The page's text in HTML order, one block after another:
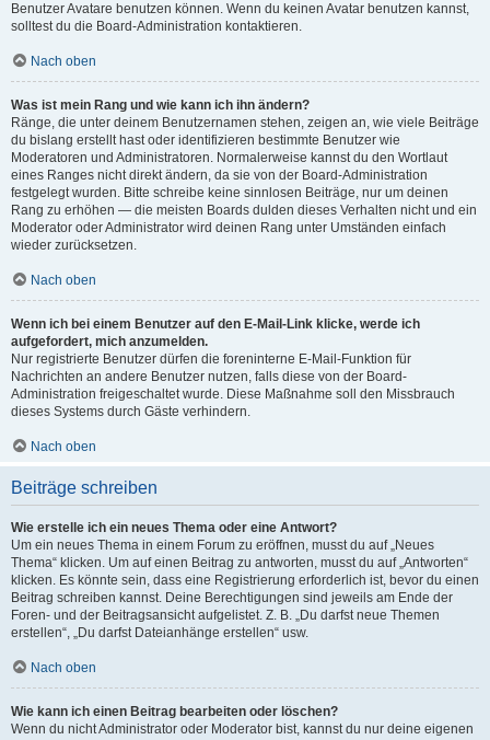
Benutzer Avatare benutzen können. Wenn du keinen Avatar benutzen kannst,
solltest du die Board-Administration kontaktieren.
Nach oben
Was ist mein Rang und wie kann ich ihn ändern?
Ränge, die unter deinem Benutzernamen stehen, zeigen an, wie viele Beiträge
du bislang erstellt hast oder identifizieren bestimmte Benutzer wie
Moderatoren und Administratoren. Normalerweise kannst du den Wortlaut
eines Ranges nicht direkt ändern, da sie von der Board-Administration
festgelegt wurden. Bitte schreibe keine sinnlosen Beiträge, nur um deinen
Rang zu erhöhen — die meisten Boards dulden dieses Verhalten nicht und ein
Moderator oder Administrator wird deinen Rang unter Umständen einfach
wieder zurücksetzen.
Nach oben
Wenn ich bei einem Benutzer auf den E-Mail-Link klicke, werde ich
aufgefordert, mich anzumelden.
Nur registrierte Benutzer dürfen die foreninterne E-Mail-Funktion für
Nachrichten an andere Benutzer nutzen, falls diese von der Board-
Administration freigeschaltet wurde. Diese Maßnahme soll den Missbrauch
dieses Systems durch Gäste verhindern.
Nach oben
Beiträge schreiben
Wie erstelle ich ein neues Thema oder eine Antwort?
Um ein neues Thema in einem Forum zu eröffnen, musst du auf „Neues
Thema“ klicken. Um auf einen Beitrag zu antworten, musst du auf „Antworten“
klicken. Es könnte sein, dass eine Registrierung erforderlich ist, bevor du einen
Beitrag schreiben kannst. Deine Berechtigungen sind jeweils am Ende der
Foren- und der Beitragsansicht aufgelistet. Z. B. „Du darfst neue Themen
erstellen“, „Du darfst Dateianhänge erstellen“ usw.
Nach oben
Wie kann ich einen Beitrag bearbeiten oder löschen?
Wenn du nicht Administrator oder Moderator bist, kannst du nur deine eigenen